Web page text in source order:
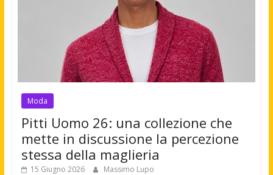
Moda
Pitti Uomo 26: una collezione che
mette in discussione la percezione
stessa della maglieria
15 Giugno 2026 Massimo Lupo